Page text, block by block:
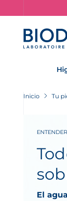
Inicio Tu
El